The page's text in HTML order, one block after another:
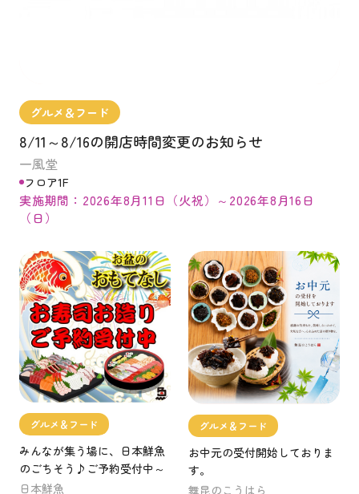
グルメ＆フード
8/11～8/16の開店時間変更のお知らせ
一風堂
フロア1F
実施期間：2026年8月11日（火祝）～2026年8月16日
（日）
グルメ＆フード
みんなが集う場に、日本鮮魚
のごちそう♪ご予約受付中～
日本鮮魚
グルメ＆フード
お中元の受付開始しておりま
す。
舞昆のこうはら